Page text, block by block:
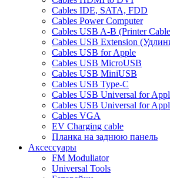
Cables IDE, SATA, FDD
Cables Power Computer
Cables USB A-B (Printer
Cables USB Extension
Cables USB for Apple
Cables USB MicroUSB
Cables USB MiniUSB
Cables USB Type-C
Cables USB Universal for
Cables USB Universal for
Cables VGA
EV Charging cable
Планка на заднюю панель
Аксессуары
FM Moduliator
Universal Tools